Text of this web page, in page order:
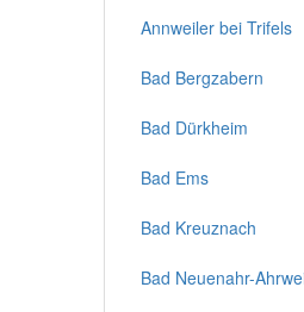
Annweiler bei Trifels
Bad Bergzabern
Bad Dürkheim
Bad Ems
Bad Kreuznach
Bad Neuenahr-